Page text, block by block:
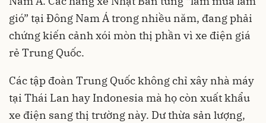
gió” tại Đông Nam Á trong nhiều năm, đang phải
chứng kiến cảnh xói mòn thị phần vì xe điện giá
rẻ Trung Quốc.
Các tập đoàn Trung Quốc không chỉ xây nhà máy
tại Thái Lan hay Indonesia mà họ còn xuất khẩu
xe điện sang thị trường này. Dư thừa sản lượng,